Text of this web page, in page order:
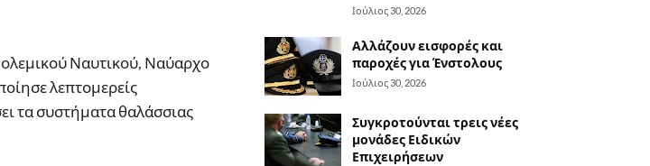
Ναυτικού, Ναύαρχο
λεπτομερείς
τα συστήματα θαλάσσιας
Ιούλιος 30, 2026
Αλλάζουν εισφορές και
παροχές για Ένστολους
Ιούλιος 30, 2026
Συγκροτούνται τρεις νέες
μονάδες Ειδικών
Επιχειρήσεων